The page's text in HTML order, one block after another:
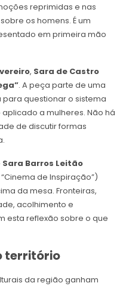
reprimidas e nas
os homens. É um
em primeira mão
, Sara de Castro
. A peça parte de uma
questionar o sistema
a mulheres. Não há
de discutir formas
Sara Barros Leitão
de Inspiração”)
da mesa. Fronteiras,
acolhimento e
esta reflexão sobre o que
território
da região ganham